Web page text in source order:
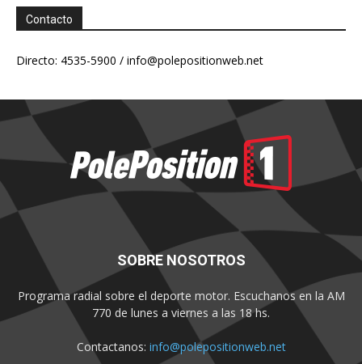
Contacto
Directo: 4535-5900 / info@polepositionweb.net
SOBRE NOSOTROS
Programa radial sobre el deporte motor. Escuchanos en la AM
770 de lunes a viernes a las 18 hs.
Contactanos: info@polepositionweb.net